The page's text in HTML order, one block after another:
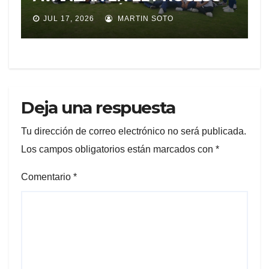
DE SELECCIÓN PARA
REPRESENTAR A ECUADOR
EN EXPERIENCIA
JUL 17, 2026 MARTIN SOTO
Deja una respuesta
Tu dirección de correo electrónico no será publicada.
Los campos obligatorios están marcados con *
Comentario *